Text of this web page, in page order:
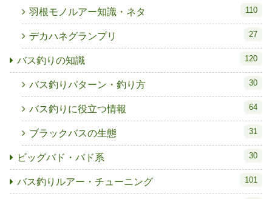
羽根モノルアー知識・ネタ 110
デカハネグランプリ 27
バス釣りの知識 120
バス釣りパターン・釣り方 30
バス釣りに役立つ情報 64
ブラックバスの生態 31
ビッグバド・バド系 30
バス釣りルアー・チューニング 101